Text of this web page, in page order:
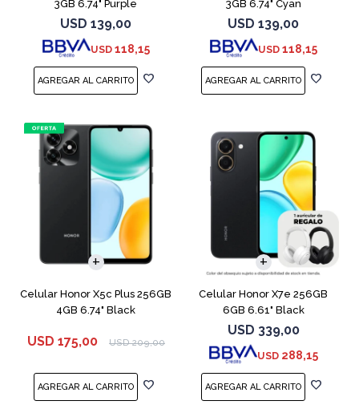
3GB 6.74" Purple
USD 139,00
USD 118,15
3GB 6.74" Cyan
USD 139,00
USD 118,15
Celular Honor X5c Plus 256GB
4GB 6.74" Black
USD 175,00 USD 209,00
COMPARAR
Celular Honor X7e 256GB
6GB 6.61" Black
USD 339,00
USD 288,15
COMPARAR